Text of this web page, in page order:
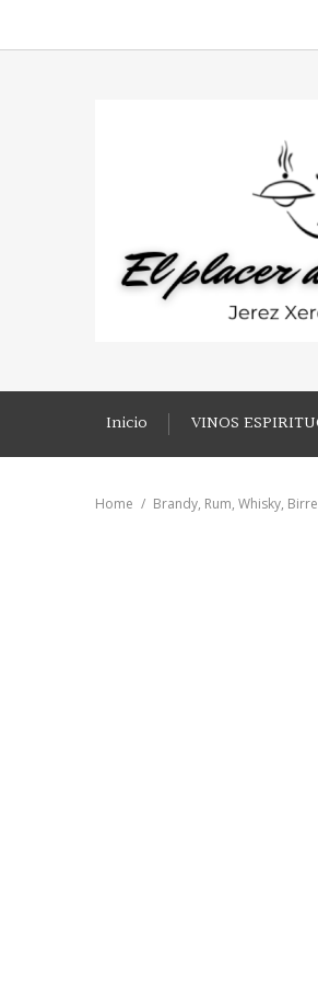
Inicio VINOS
Home Brandy, Rum, Whisky, Birre